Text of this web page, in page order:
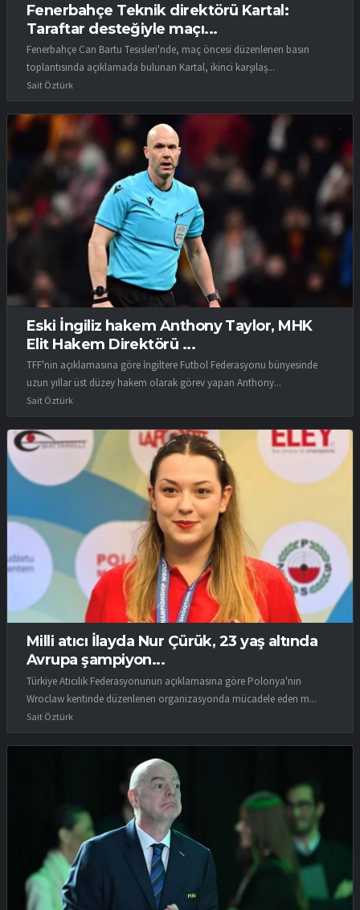
Fenerbahçe Teknik direktörü Kartal:
Taraftar desteğiyle maçı...
Fenerbahçe Can Bartu Tesisleri'nde, maç öncesi düzenlenen basın
toplantısında açıklamada bulunan Kartal, ikinci karşılaş...
Sait Öztürk
Eski İngiliz hakem Anthony Taylor, MHK
Elit Hakem Direktörü ...
TFF'nin açıklamasına göre İngiltere Futbol Federasyonu bünyesinde
uzun yıllar üst düzey hakem olarak görev yapan Anthony...
Sait Öztürk
Milli atıcı İlayda Nur Çürük, 23 yaş altında
Avrupa şampiyon...
Türkiye Atıcılık Federasyonunun açıklamasına göre Polonya'nın
Wroclaw kentinde düzenlenen organizasyonda mücadele eden m...
Sait Öztürk